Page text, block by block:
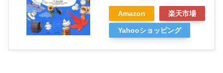
Amazon 楽天市場
Yahooショッピング